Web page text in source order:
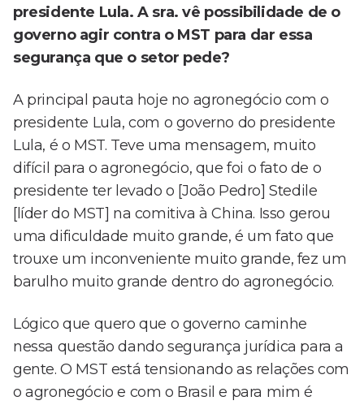
presidente Lula. A sra. vê possibilidade de o
governo agir contra o MST para dar essa
segurança que o setor pede?
A principal pauta hoje no agronegócio com o
presidente Lula, com o governo do presidente
Lula, é o MST. Teve uma mensagem, muito
difícil para o agronegócio, que foi o fato de o
presidente ter levado o [João Pedro] Stedile
[líder do MST] na comitiva à China. Isso gerou
uma dificuldade muito grande, é um fato que
trouxe um inconveniente muito grande, fez um
barulho muito grande dentro do agronegócio.
Lógico que quero que o governo caminhe
nessa questão dando segurança jurídica para a
gente. O MST está tensionando as relações com
o agronegócio e com o Brasil e para mim é